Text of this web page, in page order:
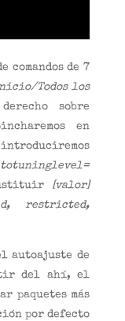
de 7
Todos los
sobre
en
[valor]
restricted,
autoajuste de
del ahí, el
paquetes más
por defecto